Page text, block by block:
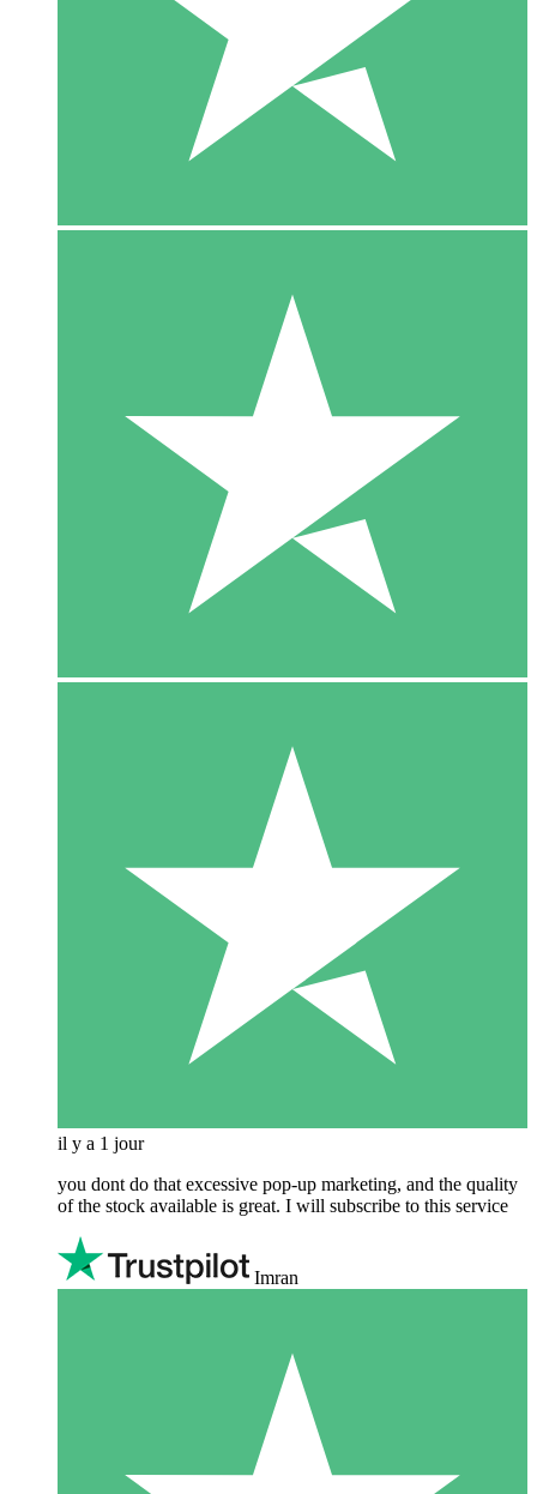
il y a 1 jour
you dont do that excessive pop-up marketing, and the quality
of the stock available is great. I will subscribe to this service
Imran